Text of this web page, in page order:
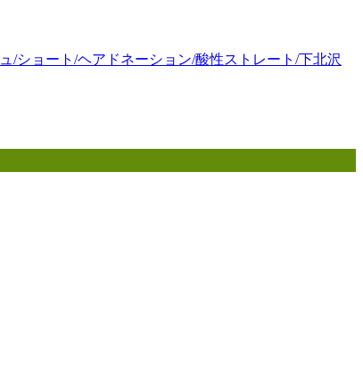
/ショート/ヘアドネーション/酸性ストレート/下北沢